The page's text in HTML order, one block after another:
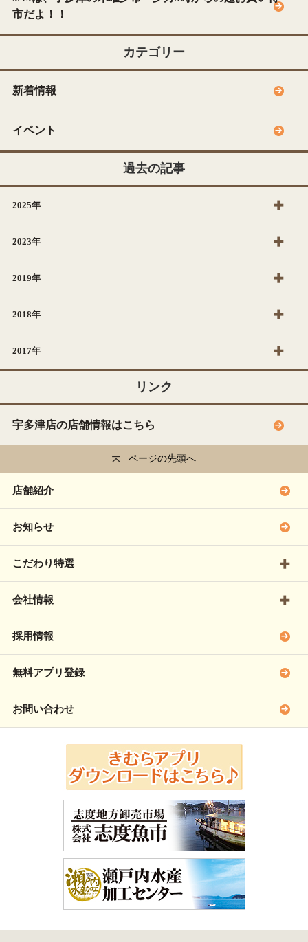
市だよ！！
カテゴリー
新着情報
イベント
過去の記事
2025年
2023年
2019年
2018年
2017年
リンク
宇多津店の店舗情報はこちら
ページの先頭へ
店舗紹介
お知らせ
こだわり特選
会社情報
採用情報
無料アプリ登録
お問い合わせ